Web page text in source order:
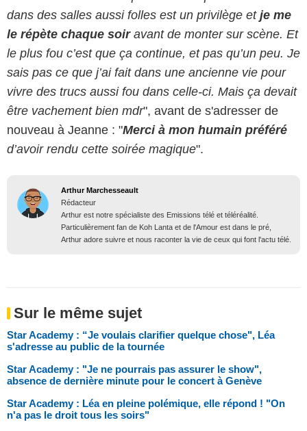
dans des salles aussi folles est un privilège etje me
le répète chaque soiravant de monter sur scène. Et
le plus fou c’est que ça continue, et pas qu’un peu. Je
sais pas ce que j’ai fait dans une ancienne vie pour
vivre des trucs aussi fou dans celle-ci. Mais ça devait
être vachement bien mdr", avant de s'adresser de
nouveau à Jeanne : "Merci à mon humain préféré
d’avoir rendu cette soirée magique".
Arthur Marchesseault
Rédacteur
Arthur est notre spécialiste des Emissions télé et téléréalité.
Particulièrement fan de Koh Lanta et de l'Amour est dans le pré,
Arthur adore suivre et nous raconter la vie de ceux qui font l'actu télé.
Sur le même sujet
Star Academy : “Je voulais clarifier quelque chose", Léa
s'adresse au public de la tournée
Star Academy : "Je ne pourrais pas assurer le show",
absence de dernière minute pour le concert à Genève
Star Academy : Léa en pleine polémique, elle répond ! "On
n'a pas le droit tous les soirs"